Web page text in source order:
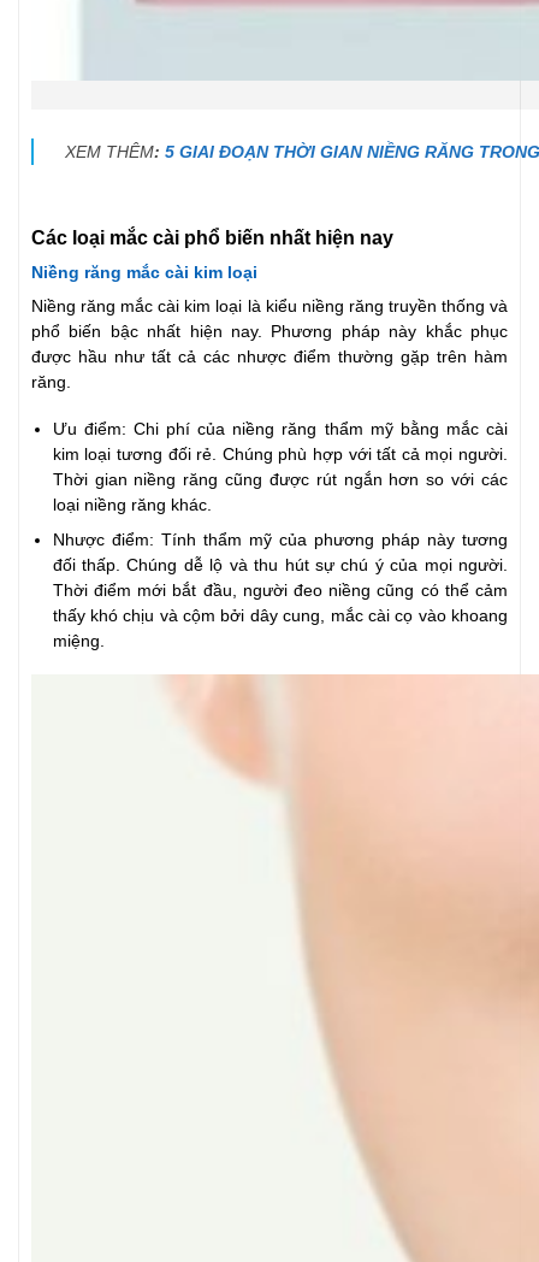
XEM THÊM: 5 GIAI ĐOẠN THỜI GIAN NIỀNG RĂNG
Các loại mắc cài phổ biến nhất hiện nay
Niềng răng mắc cài kim loại
Niềng răng mắc cài kim loại là kiểu niềng răng truyền thống và
phổ biến bậc nhất hiện nay. Phương pháp này khắc phục
được hầu như tất cả các nhược điểm thường gặp trên hàm
răng.
Ưu điểm: Chi phí của niềng răng thẩm mỹ bằng mắc cài
kim loại tương đối rẻ. Chúng phù hợp với tất cả mọi người.
Thời gian niềng răng cũng được rút ngắn hơn so với các
loại niềng răng khác.
Nhược điểm: Tính thẩm mỹ của phương pháp này tương
đối thấp. Chúng dễ lộ và thu hút sự chú ý của mọi người.
Thời điểm mới bắt đầu, người đeo niềng cũng có thể cảm
thấy khó chịu và cộm bởi dây cung, mắc cài cọ vào khoang
miệng.